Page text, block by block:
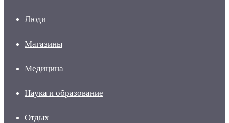
Люди
Магазины
Медицина
Наука и образование
Отдых